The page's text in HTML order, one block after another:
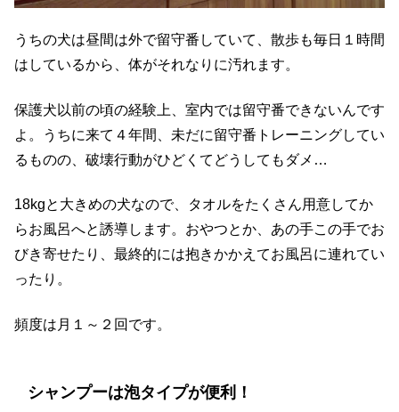
うちの犬は昼間は外で留守番していて、散歩も毎日１時間
はしているから、体がそれなりに汚れます。
保護犬以前の頃の経験上、室内では留守番できないんです
よ。うちに来て４年間、未だに留守番トレーニングしてい
るものの、破壊行動がひどくてどうしてもダメ…
18kgと大きめの犬なので、タオルをたくさん用意してか
らお風呂へと誘導します。おやつとか、あの手この手でお
びき寄せたり、最終的には抱きかかえてお風呂に連れてい
ったり。
頻度は月１～２回です。
シャンプーは泡タイプが便利！